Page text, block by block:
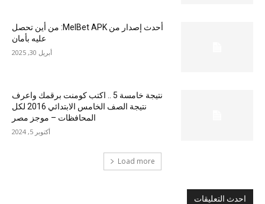
أحدث إصدار من MelBet APK: من أين تحصل
عليه بأمان
أبريل 30, 2025
نتيجة خامسة 5 .. اكتب كومنت برقمك واعرف
نتيجة الصف الخامس الابتدائي 2016 لكل
المحافظات – موجز مصر
أكتوبر 5, 2024
Load more
احدث التعليقات